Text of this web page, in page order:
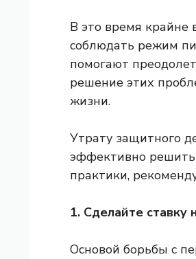
В это время крайне
соблюдать режим
помогают
решение этих
жизни.
Утрату защитного
эффективно
практики,
1. Сделайте ставку
Основой борьбы с